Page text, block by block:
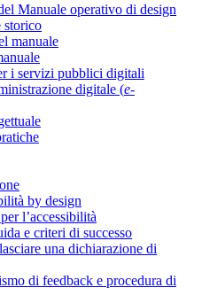
Manuale operativo di design
storico
manuale
i servizi pubblici digitali
digitale (e-
by design
l’accessibilità
e criteri di successo
una dichiarazione di
di feedback e procedura di